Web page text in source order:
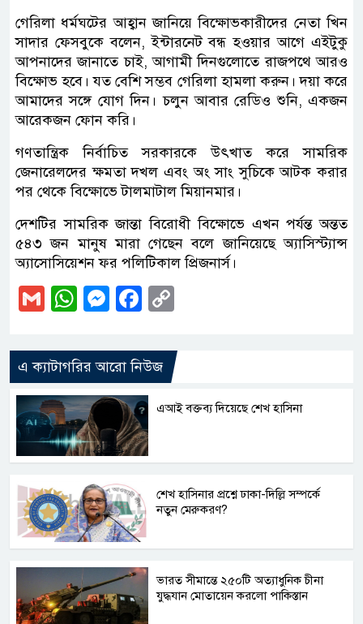
গেরিলা ধর্মঘটের আহ্বান জানিয়ে বিক্ষোভকারীদের নেতা খিন
সাদার ফেসবুকে বলেন, ইন্টারনেট বন্ধ হওয়ার আগে এইটুকু
আপনাদের জানাতে চাই, আগামী দিনগুলোতে রাজপথে আরও
বিক্ষোভ হবে। যত বেশি সম্ভব গেরিলা হামলা করুন। দয়া করে
আমাদের সঙ্গে যোগ দিন। চলুন আবার রেডিও শুনি, একজন
আরেকজন ফোন করি।
গণতান্ত্রিক নির্বাচিত সরকারকে উৎখাত করে সামরিক
জেনারেলদের ক্ষমতা দখল এবং অং সাং সুচিকে আটক করার
পর থেকে বিক্ষোভে টালমাটাল মিয়ানমার।
দেশটির সামরিক জান্তা বিরোধী বিক্ষোভে এখন পর্যন্ত অন্তত
৫৪৩ জন মানুষ মারা গেছেন বলে জানিয়েছে অ্যাসিস্ট্যান্স
অ্যাসোসিয়েশন ফর পলিটিকাল প্রিজনার্স।
GmailWhatsApp
Messenger
Facebook
এ ক্যাটাগরির আরো নিউজ
এআই বক্তব্য দিয়েছে শেখ হাসিনা
শেখ হাসিনার প্রশ্নে ঢাকা-দিল্লি সম্পর্কে
নতুন মেরুকরণ?
ভারত সীমান্তে ২৫০টি অত্যাধুনিক চীনা
যুদ্ধযান মোতায়েন করলো পাকিস্তান